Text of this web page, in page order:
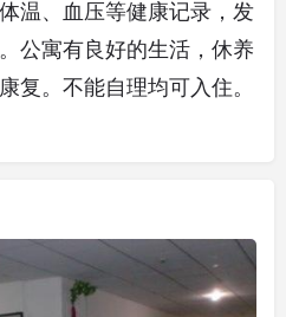
温、血压等健康记录，发
公寓有良好的生活，休养
复。不能自理均可入住。